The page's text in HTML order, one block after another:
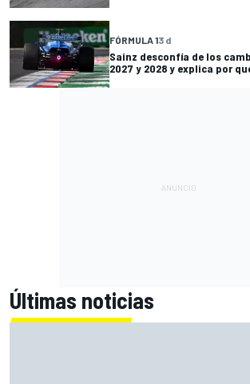
FÓRMULA 13 d
Sainz desconfía de los
2027 y 2028 y explica por
Últimas noticias